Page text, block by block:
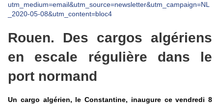
utm_medium=email&utm_source=newsletter&utm_campaign=NL
_2020-05-08&utm_content=bloc4
Rouen. Des cargos algériens
en escale régulière dans le
port normand
Un cargo algérien, le Constantine, inaugure ce vendredi 8